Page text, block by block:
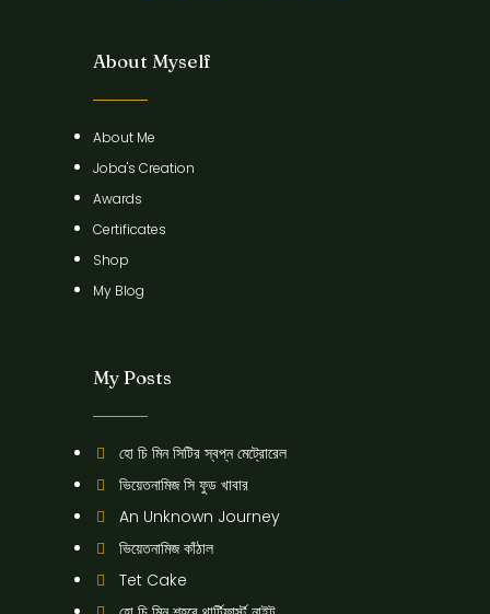
About Myself
About Me
Joba's Creation
Awards
Certificates
Shop
My Blog
My Posts
হো চি মিন সিটির স্বপ্ন মেট্রোরেল
ভিয়েতনামিজ সি ফুড খাবার
An Unknown Journey
ভিয়েতনামিজ কাঁঠাল
Tet Cake